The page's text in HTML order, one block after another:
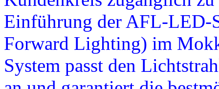
Einführung der AFL-LED-
Forward Lighting) im
System passt den